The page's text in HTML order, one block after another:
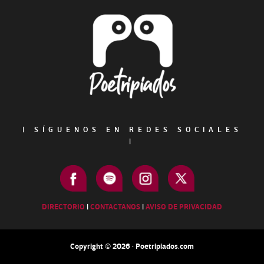
|
SÍGUENOS EN REDES SOCIALES
|
DIRECTORIO |CONTACTANOS |AVISO DE PRIVACIDAD
Copyright © 2026 · Poetripiados.com